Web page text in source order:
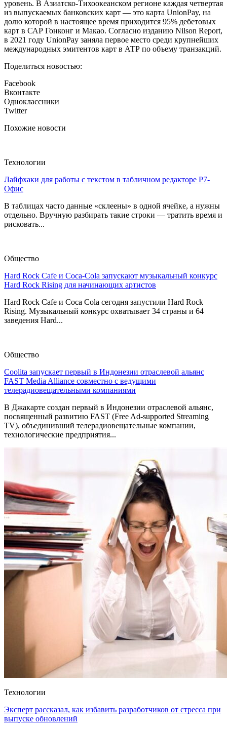
уровень. В Азиатско-Тихоокеанском регионе каждая четвертая
из выпускаемых банковских карт — это карта UnionPay, на
долю которой в настоящее время приходится 95% дебетовых
карт в САР Гонконг и Макао. Согласно изданию Nilson Report,
в 2021 году UnionPay заняла первое место среди крупнейших
международных эмитентов карт в АТР по объему транзакций.
Поделиться новостью:
Facebook
Вконтакте
Одноклассники
Twitter
Похожие новости
Технологии
Лайфхаки для работы с текстом в табличном редакторе Р7-
Офис
В таблицах часто данные «склеены» в одной ячейке, а нужны
отдельно. Вручную разбирать такие строки — тратить время и
рисковать...
Общество
Hard Rock Cafe и Coca-Cola запускают музыкальный конкурс
Hard Rock Rising для начинающих артистов
Hard Rock Cafe и Coca Cola сегодня запустили Hard Rock
Rising. Музыкальный конкурс охватывает 34 страны и 64
заведения Hard...
Общество
Coolita запускает первый в Индонезии отраслевой альянс
FAST Media Alliance совместно с ведущими
телерадиовещательными компаниями
В Джакарте создан первый в Индонезии отраслевой альянс,
посвященный развитию FAST (Free Ad-supported Streaming
TV), объединивший телерадиовещательные компании,
технологические предприятия...
Технологии
Эксперт рассказал, как избавить разработчиков от стресса при
выпуске обновлений